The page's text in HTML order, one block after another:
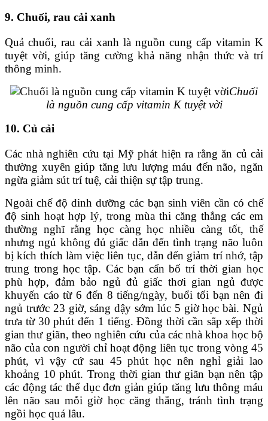
9. Chuối, rau cải xanh
Quả chuối, rau cải xanh là nguồn cung cấp vitamin K
tuyệt vời, giúp tăng cường khả năng nhận thức và trí
thông minh.
Chuối
là nguồn cung cấp vitamin K tuyệt vời
10. Củ cải
Các nhà nghiên cứu tại Mỹ phát hiện ra rằng ăn củ cải
thường xuyên giúp tăng lưu lượng máu đến não, ngăn
ngừa giảm sút trí tuệ, cải thiện sự tập trung.
Ngoài chế độ dinh dưỡng các bạn sinh viên cần có chế
độ sinh hoạt hợp lý, trong mùa thi căng thẳng các em
thường nghĩ rằng học càng học nhiều càng tốt, thế
nhưng ngủ không đủ giấc dẫn đến tình trạng não luôn
bị kích thích làm việc liên tục, dẫn đến giảm trí nhớ, tập
trung trong học tập. Các bạn cẩn bố trí thời gian học
phù hợp, đảm bảo ngủ đủ giấc thơi gian ngủ được
khuyến cáo từ 6 đến 8 tiếng/ngày, buổi tối bạn nên đi
ngủ trước 23 giờ, sáng dậy sớm lúc 5 giờ học bài. Ngủ
trưa từ 30 phút đến 1 tiếng. Đồng thời cần sắp xếp thời
gian thư giãn, theo nghiên cứu của các nhà khoa học bộ
não của con người chỉ hoạt động liên tục trong vòng 45
phút, vì vậy cứ sau 45 phút học nên nghỉ giải lao
khoảng 10 phút. Trong thời gian thư giãn bạn nên tập
các động tác thể dục đơn giản giúp tăng lưu thông máu
lên não sau mỗi giờ học căng thẳng, tránh tình trạng
ngồi học quá lâu.